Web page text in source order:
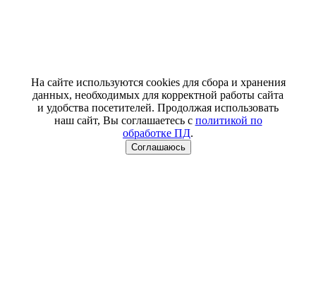
На сайте используются cookies для сбора и хранения
данных, необходимых для корректной работы сайта
и удобства посетителей. Продолжая использовать
наш сайт, Вы соглашаетесь с политикой по
обработке ПД.
Соглашаюсь